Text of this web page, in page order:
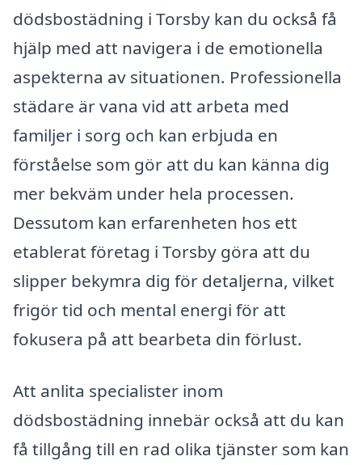
dödsbostädning i Torsby kan du också få
hjälp med att navigera i de emotionella
aspekterna av situationen. Professionella
städare är vana vid att arbeta med
familjer i sorg och kan erbjuda en
förståelse som gör att du kan känna dig
mer bekväm under hela processen.
Dessutom kan erfarenheten hos ett
etablerat företag i Torsby göra att du
slipper bekymra dig för detaljerna, vilket
frigör tid och mental energi för att
fokusera på att bearbeta din förlust.
Att anlita specialister inom
dödsbostädning innebär också att du kan
få tillgång till en rad olika tjänster som kan